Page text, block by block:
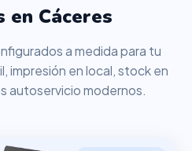
en Cáceres
a medida para tu
impresión en local, stock en
autoservicio modernos.